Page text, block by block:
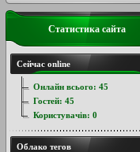
Статистика сайта
Сейчас online
Онлайн всього: 45
Гостей: 45
Користувачів: 0
Облако тегов